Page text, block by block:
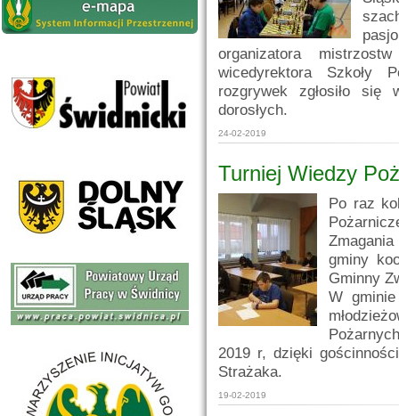
organizatora
wicedyrektora Szkoły
rozgrywek zgłosiło się
dorosłych.
24-02-2019
Turniej Wiedzy
Po raz
gminy
Gminny
W
2019 r, dzięki
Strażaka.
19-02-2019